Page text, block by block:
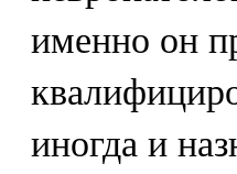
именно он
иногда и